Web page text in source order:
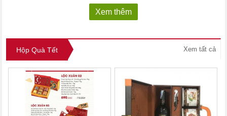
Xem thêm
Hộp Quà Tết Xem tất cả